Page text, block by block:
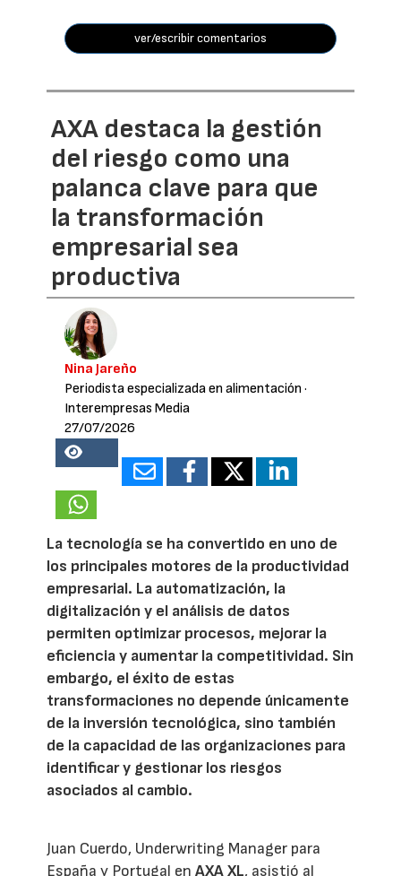
ver/escribir comentarios
AXA destaca la gestión
del riesgo como una
palanca clave para que
la transformación
empresarial sea
productiva
Nina Jareño
Periodista especializada en alimentación ·
Interempresas Media
27/07/2026
18163
La tecnología se ha convertido en uno de
los principales motores de la productividad
empresarial. La automatización, la
digitalización y el análisis de datos
permiten optimizar procesos, mejorar la
eficiencia y aumentar la competitividad. Sin
embargo, el éxito de estas
transformaciones no depende únicamente
de la inversión tecnológica, sino también
de la capacidad de las organizaciones para
identificar y gestionar los riesgos
asociados al cambio.
Juan Cuerdo, Underwriting Manager para
España y Portugal enAXA XL, asistió al